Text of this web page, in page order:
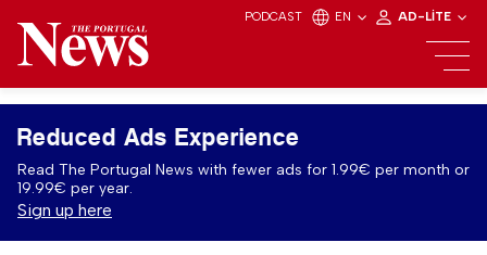
PODCAST EN AD-LITE
Reduced Ads Experience
Read The Portugal News with fewer ads for 1.99€ per month or
19.99€ per year.
Sign up here